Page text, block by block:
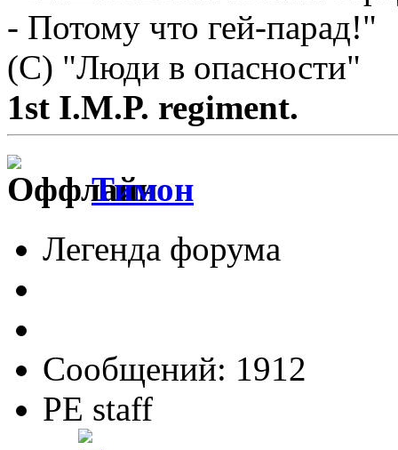
- Потому что гей-парад!"
(С) "Люди в опасности"
1st I.M.P. regiment.
Тимон
Легенда форума
Сообщений: 1912
PE staff